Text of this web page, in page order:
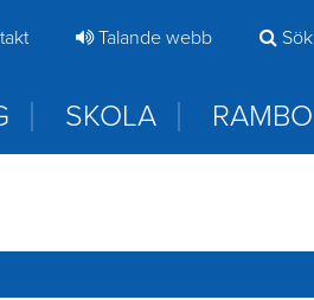
när du kommer in i appen
Talande webb Sök
SKOLA RAMBO